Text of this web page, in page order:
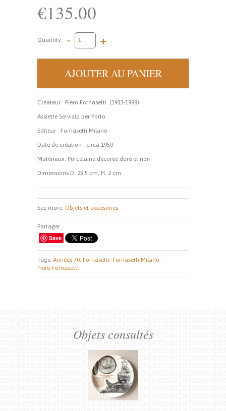
€135.00
Quantity: - +
Créateur : Piero Fornasetti (1913-1988)
Assiette Servizio per Porto
Editeur : Fornasetti Milano
Date de création : circa 1950
Matériaux: Porcelaine décorée doré et noir
Dimensions D: 23,5 cm, H: 2 cm
See more: Objets et accesoires
Partager
Save
Tags: Années 70, Fornasetti, Fornasetti Milano,
Piero Fornasetti
Objets consultés